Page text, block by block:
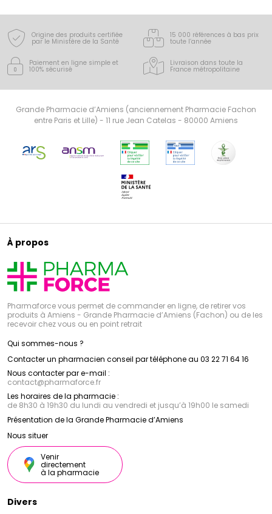
Origine des produits certifiée
par le Ministère de la Santé
15 000 références à bas prix
toute l’année
Paiement en ligne simple et
100% sécurisé
Livraison dans toute la
France métropolitaine
Grande Pharmacie d’Amiens (anciennement Pharmacie Fachon
entre Paris et Lille) - 11 rue Jean Catelas - 80000 Amiens
À propos
Pharmaforce vous permet de commander en ligne, de retirer vos
produits à Amiens - Grande Pharmacie d’Amiens (Fachon) ou de les
recevoir chez vous ou en point retrait
Qui sommes-nous ?
Contacter un pharmacien conseil par téléphone au 03 22 71 64 16
Nous contacter par e-mail :
contact@pharmaforce.fr
Les horaires de la pharmacie :
de 8h30 à 19h30 du lundi au vendredi et jusqu’à 19h00 le samedi
Présentation de la Grande Pharmacie d’Amiens
Nous situer
Venir
directement
à la pharmacie
Divers